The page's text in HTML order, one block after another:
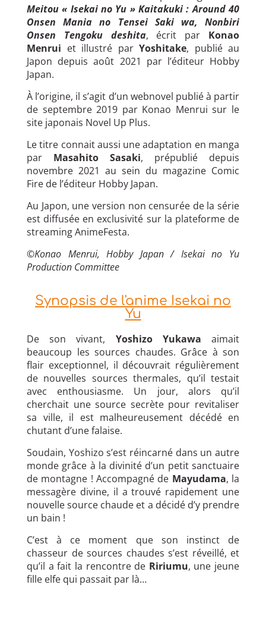
Meitou « Isekai no Yu » Kaitakuki : Around 40
Onsen Mania no Tensei Saki wa, Nonbiri
Onsen Tengoku deshita, écrit par Konao
Menrui et illustré par Yoshitake, publié au
Japon depuis août 2021 par l’éditeur Hobby
Japan.
À l’origine, il s’agit d’un webnovel publié à partir
de septembre 2019 par Konao Menrui sur le
site japonais Novel Up Plus.
Le titre connait aussi une adaptation en manga
par Masahito Sasaki, prépublié depuis
novembre 2021 au sein du magazine Comic
Fire de l’éditeur Hobby Japan.
Au Japon, une version non censurée de la série
est diffusée en exclusivité sur la plateforme de
streaming AnimeFesta.
©Konao Menrui, Hobby Japan / Isekai no Yu
Production Committee
Synopsis de l'anime Isekai no
Yu
De son vivant, Yoshizo Yukawa aimait
beaucoup les sources chaudes. Grâce à son
flair exceptionnel, il découvrait régulièrement
de nouvelles sources thermales, qu’il testait
avec enthousiasme. Un jour, alors qu’il
cherchait une source secrète pour revitaliser
sa ville, il est malheureusement décédé en
chutant d’une falaise.
Soudain, Yoshizo s’est réincarné dans un autre
monde grâce à la divinité d’un petit sanctuaire
de montagne ! Accompagné de Mayudama, la
messagère divine, il a trouvé rapidement une
nouvelle source chaude et a décidé d’y prendre
un bain !
C’est à ce moment que son instinct de
chasseur de sources chaudes s’est réveillé, et
qu’il a fait la rencontre de Ririumu, une jeune
fille elfe qui passait par là…